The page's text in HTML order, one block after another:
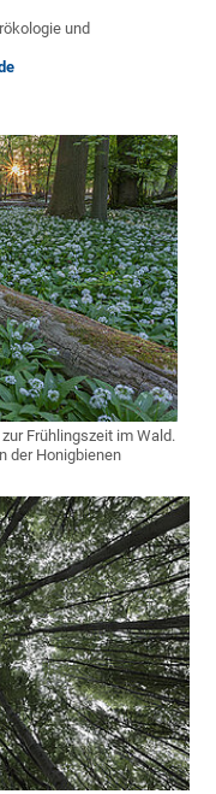
und
Frühlingszeit im Wald.
der Honigbienen